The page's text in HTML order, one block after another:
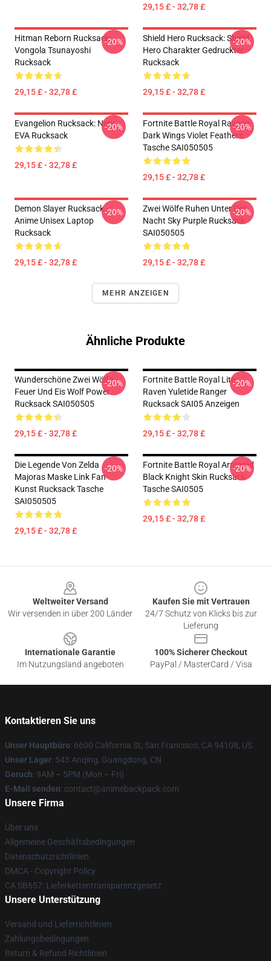
29,15 £ - 32,78 £
Hitman Reborn Rucksack:
Vongola Tsunayoshi
Rucksack
29,15 £ - 32,78 £
-20%
Shield Hero Rucksack: Shield
Hero Charakter Gedruckter
Rucksack
29,15 £ - 32,78 £
-20%
Evangelion Rucksack: Nerv
EVA Rucksack
29,15 £ - 32,78 £
-20%
Fortnite Battle Royal Ravage
Dark Wings Violet Feathers
Tasche SAI050505
29,15 £ - 32,78 £
-20%
Demon Slayer Rucksack -
Anime Unisex Laptop
Rucksack
29,15 £ - 32,78 £
-20%
Zwei Wölfe Ruhen Unter Der
Nacht Sky Purple Rucksack
SAI050505
29,15 £ - 32,78 £
-20%
MEHR ANZEIGEN
Ähnliche Produkte
Wunderschöne Zwei Wölfe
Feuer Und Eis Wolf Power
Rucksack SAI050505
29,15 £ - 32,78 £
-20%
Fortnite Battle Royal Lite
Raven Yuletide Ranger
Rucksack SAI05 Anzeigen
29,15 £ - 32,78 £
-20%
Die Legende Von Zelda
Majoras Maske Link Fan
Kunst Rucksack Tasche
SAI050505
29,15 £ - 32,78 £
-20%
Fortnite Battle Royal Armored
Black Knight Skin Rucksack
Tasche SAI0505
29,15 £ - 32,78 £
-20%
Weltweiter Versand
Wir versenden in über 200 Länder
Kaufen Sie mit Vertrauen
24/7 Schutz von Klicks bis zur
Lieferung
Internationale Garantie
Im Nutzungsland angeboten
100% Sicherer Checkout
PayPal / MasterCard / Visa
Kontaktieren Sie uns
Unser Hauptbüro: 6600 California St, San Francisco, CA 94108, US
Unser Lager: 543 Anqing, Guangdong, CN
Geruch: 9AM – 5PM (Mon – Fri)
E-Mail senden: contact@animebackpack.com
Unsere Firma
Über uns
Allgemeine Geschäftsbedingungen
Datenschutzrichtlinien
DMCA - Copyright Policy
CA SB657: Lieferkettentransparenzgesetz
Unsere Unterstützung
Versand und Lieferrichtlinien
Zahlungsbedingungen
Return & Refund Richtlinien